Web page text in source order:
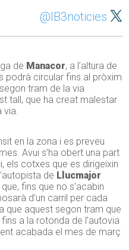
@IB3noticies
de Manacor, a l’altura de
podrà circular fins al pròxim
tram de la via
tall, que ha creat malestar
via.
en la zona i es preveu
Avui s’ha obert una part
els cotxes que es dirigeixin
de Llucmajor
fins que no s’acabin
d’un carril per cada
que aquest segon tram que
fins a la rotonda de l’autovia
acabada el mes de març